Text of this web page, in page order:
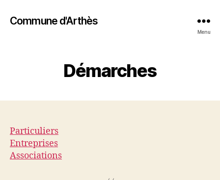
Commune d'Arthès
Menu
Démarches
Particuliers
Entreprises
Associations